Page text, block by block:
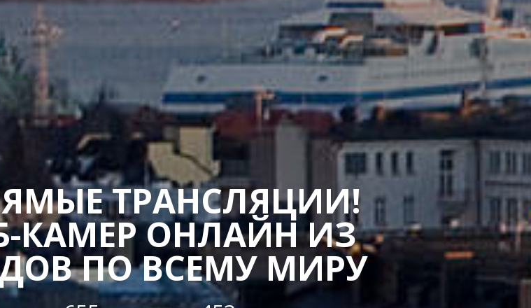
ТРАНСЛЯЦИИ!
КАМЕР ОНЛАЙН ИЗ
ПО ВСЕМУ МИРУ